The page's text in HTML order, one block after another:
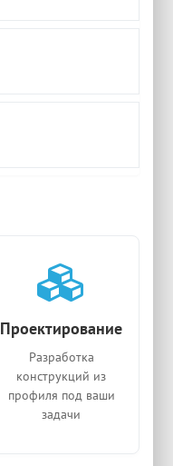
Проектирование
Разработка
конструкций из
профиля под ваши
задачи